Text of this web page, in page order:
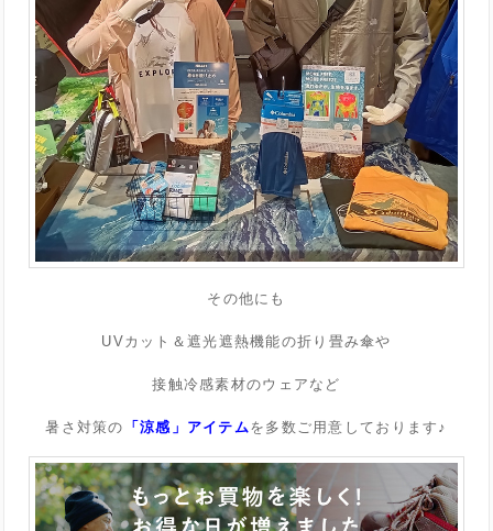
その他にも
UVカット＆遮光遮熱機能の折り畳み傘や
接触冷感素材のウェアなど
暑さ対策の 「涼感」アイテム を多数ご用意しております♪